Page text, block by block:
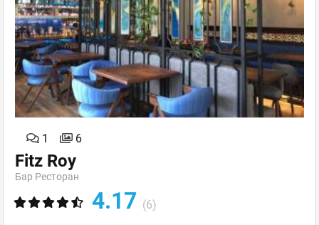
1 6
Fitz Roy
Бар Ресторан
4.17 (6)